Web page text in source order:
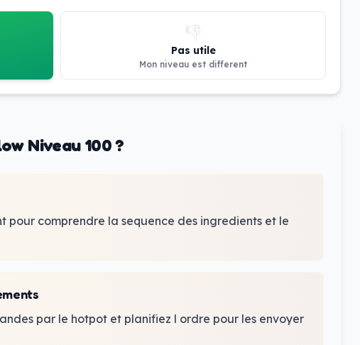
👎
Pas utile
Mon niveau est different
Niveau 100 ?
pour comprendre la sequence des ingredients et le
par le hotpot et planifiez l ordre pour les envoyer